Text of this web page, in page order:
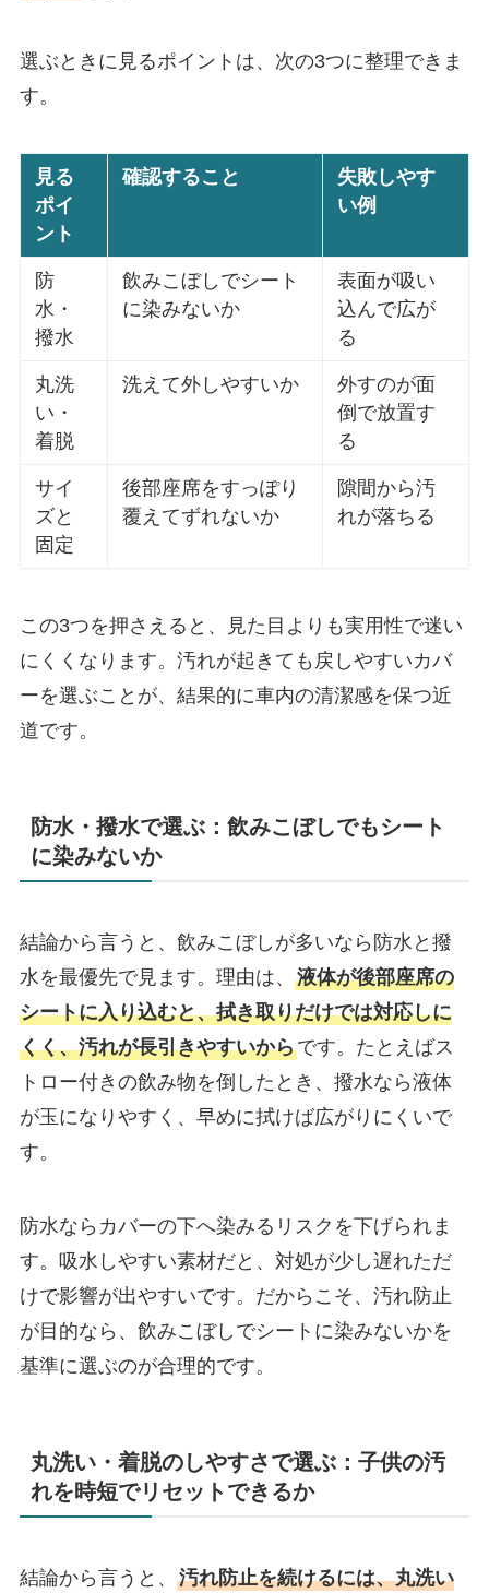
選ぶときに見るポイントは、次の3つに整理できま
す。
見る
ポイ
ント
確認すること
失敗しやす
い例
防
水・
撥水
飲みこぼしでシート
に染みないか
表面が吸い
込んで広が
る
丸洗
い・
着脱
洗えて外しやすいか
外すのが面
倒で放置す
る
サイ
ズと
固定
後部座席をすっぽり
覆えてずれないか
隙間から汚
れが落ちる
この3つを押さえると、見た目よりも実用性で迷い
にくくなります。汚れが起きても戻しやすいカバ
ーを選ぶことが、結果的に車内の清潔感を保つ近
道です。
防水・撥水で選ぶ：飲みこぼしでもシート
に染みないか
結論から言うと、飲みこぼしが多いなら防水と撥
水を最優先で見ます。理由は、 液体が後部座席の
シートに入り込むと、拭き取りだけでは対応しに
くく、汚れが長引きやすいからです。たとえばス
トロー付きの飲み物を倒したとき、撥水なら液体
が玉になりやすく、早めに拭けば広がりにくいで
す。
防水ならカバーの下へ染みるリスクを下げられま
す。吸水しやすい素材だと、対処が少し遅れただ
けで影響が出やすいです。だからこそ、汚れ防止
が目的なら、飲みこぼしでシートに染みないかを
基準に選ぶのが合理的です。
丸洗い・着脱のしやすさで選ぶ：子供の汚
れを時短でリセットできるか
結論から言うと、 汚れ防止を続けるには、丸洗い